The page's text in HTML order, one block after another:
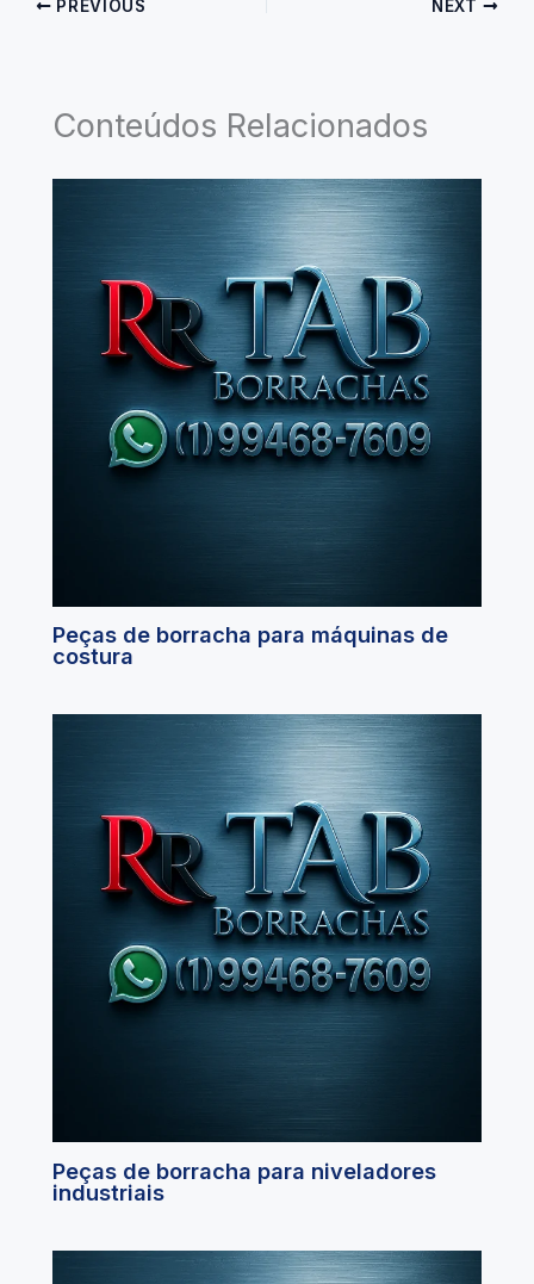
PREVIOUS NEXT
Conteúdos Relacionados
Peças de borracha para máquinas de
costura
Peças de borracha para niveladores
industriais